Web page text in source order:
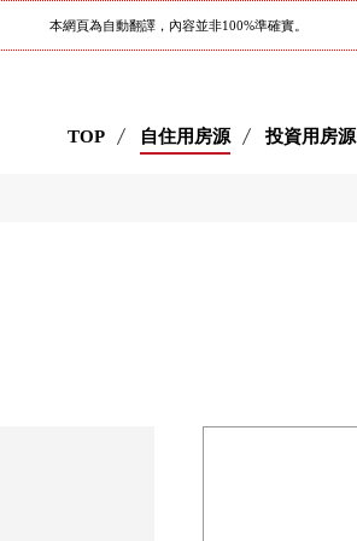
本網頁為自動翻譯，內容並非100%準確實。
TOP 自住用房源 投資用房源